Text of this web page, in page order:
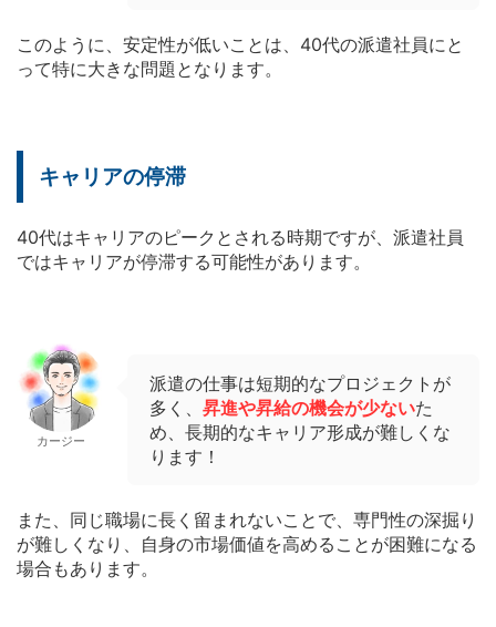
このように、安定性が低いことは、40代の派遣社員にと
って特に大きな問題となります。
キャリアの停滞
40代はキャリアのピークとされる時期ですが、派遣社員
ではキャリアが停滞する可能性があります。
カージー
派遣の仕事は短期的なプロジェクトが
多く、 昇進や昇給の機会が少ないた
め、長期的なキャリア形成が難しくな
ります！
また、同じ職場に長く留まれないことで、専門性の深掘り
が難しくなり、自身の市場価値を高めることが困難になる
場合もあります。